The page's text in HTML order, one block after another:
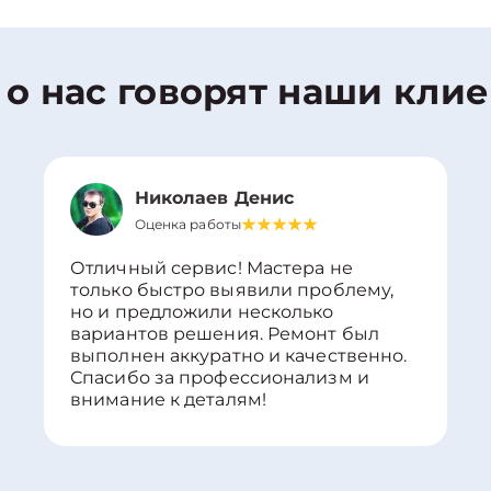
нас говорят наши
Николаев Денис
Оценка работы
Отличный сервис! Мастера не
только быстро выявили проблему,
но и предложили несколько
вариантов решения. Ремонт был
выполнен аккуратно и качественно.
Спасибо за профессионализм и
внимание к деталям!